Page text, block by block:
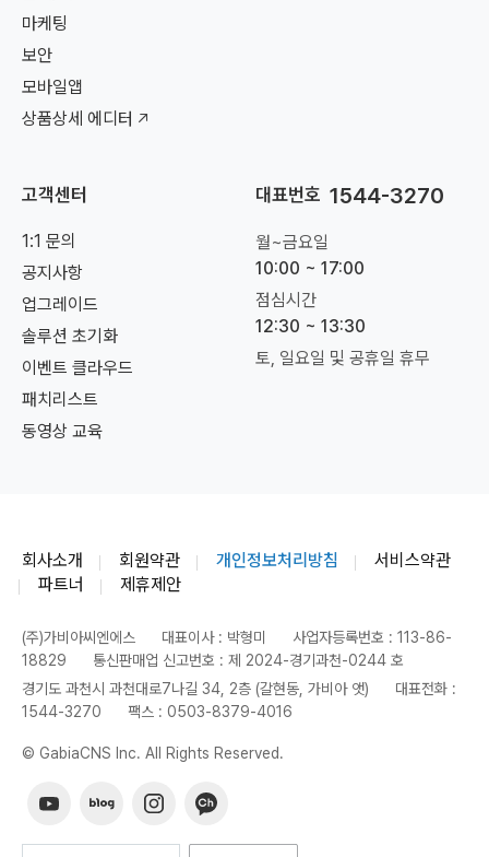
마케팅
보안
모바일앱
상품상세 에디터
고객센터
1:1 문의
공지사항
업그레이드
솔루션 초기화
이벤트 클라우드
패치리스트
동영상 교육
대표번호 1544-3270
월~금요일
10:00 ~ 17:00
점심시간
12:30 ~ 13:30
토, 일요일 및 공휴일 휴무
회사소개 회원약관 개인정보처리방침
서비스약관
파트너
제휴제안
(주)가비아씨엔에스 대표이사 : 박형미
사업자등록번호 : 113-86-
18829
통신판매업 신고번호 : 제 2024-경기과천-0244 호
경기도 과천시 과천대로7나길 34, 2층 (갈현동, 가비아 앳)
대표전화 :
1544-3270
팩스 : 0503-8379-4016
© GabiaCNS Inc. All Rights Reserved.